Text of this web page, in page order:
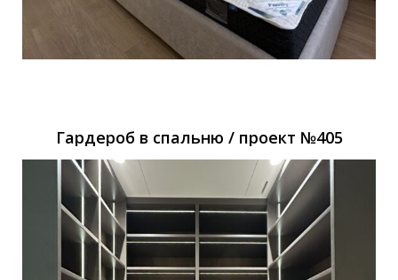
Гардероб в спальню / проект №405